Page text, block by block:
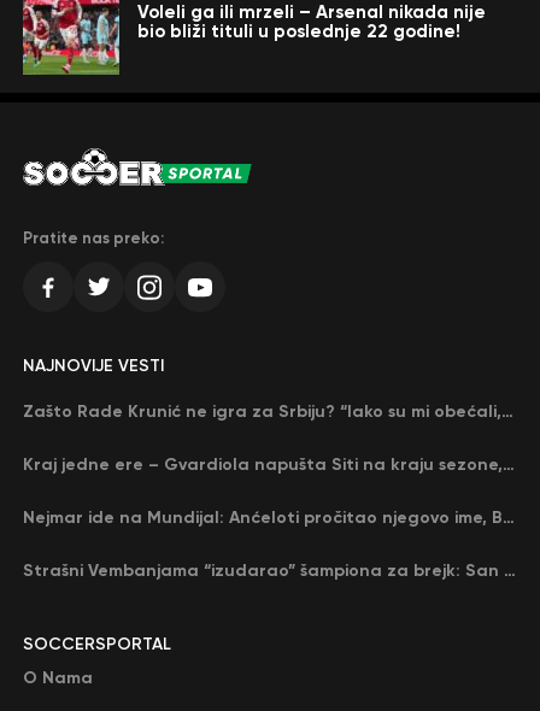
Voleli ga ili mrzeli – Arsenal nikada nije
bio bliži tituli u poslednje 22 godine!
Pratite nas preko:
SOCCERSPORTAL
O Nama
NAJNOVIJE VESTI
Zašto Rade Krunić ne igra za Srbiju? “Iako su mi obećali, niko me nije zvao…”
Kraj jedne ere – Gvardiola napušta Siti na kraju sezone, menja ga njegov nekadašnji rival
Nejmar ide na Mundijal: Anćeloti pročitao njegovo ime, Brazil u delirijumu (VIDEO)
Strašni Vembanjama “izudarao” šampiona za brejk: San Antonio poveo protiv Oklahome